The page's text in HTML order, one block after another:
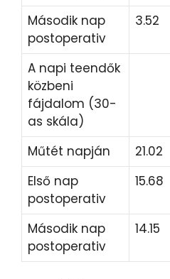
Második nap
postoperativ
3.52
A napi teendők
közbeni
fájdalom (30-
as skála)
Műtét napján
21.02
Első nap
postoperativ
15.68
Második nap
postoperativ
14.15